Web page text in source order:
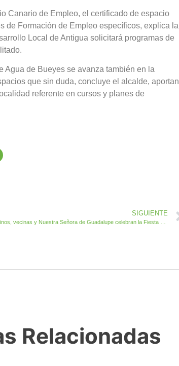
Canario de Empleo, el certificado de espacio
de Formación de Empleo específicos, explica la
Local de Antigua solicitará programas de
de Bueyes se avanza también en la
que sin duda, concluye el alcalde, aportan
referente en cursos y planes de
SIGUIENTE
Relacionadas